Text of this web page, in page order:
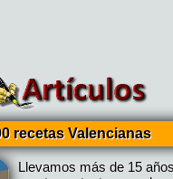
recetas Valencianas
Llevamos más de 15